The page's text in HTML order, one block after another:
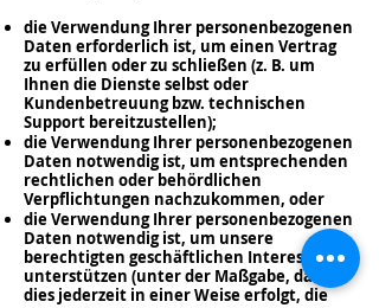
die Verwendung Ihrer personenbezogenen
Daten erforderlich ist, um einen Vertrag
zu erfüllen oder zu schließen (z. B. um
Ihnen die Dienste selbst oder
Kundenbetreuung bzw. technischen
Support bereitzustellen);
die Verwendung Ihrer personenbezogenen
Daten notwendig ist, um entsprechenden
rechtlichen oder behördlichen
Verpflichtungen nachzukommen, oder
die Verwendung Ihrer personenbezogenen
Daten notwendig ist, um unsere
berechtigten geschäftlichen Interessen zu
unterstützen (unter der Maßgabe, dass
dies jederzeit in einer Weise erfolgt, die